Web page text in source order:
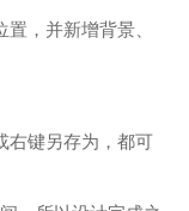
，并新增背景、
右键另存为，都可